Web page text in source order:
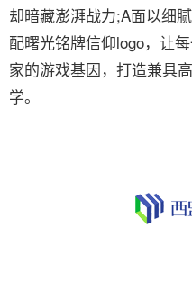
却暗藏澎湃战力;A面以细
配曙光铭牌信仰logo，让
家的游戏基因，打造兼具
学。